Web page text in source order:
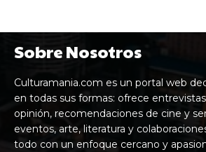
Sobre Nosotros
Culturamania.com es un portal web
en todas sus formas: ofrece
opinión, recomendaciones de cine y
eventos, arte, literatura y
todo con un enfoque cercano y